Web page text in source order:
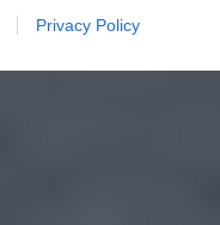
Privacy Policy